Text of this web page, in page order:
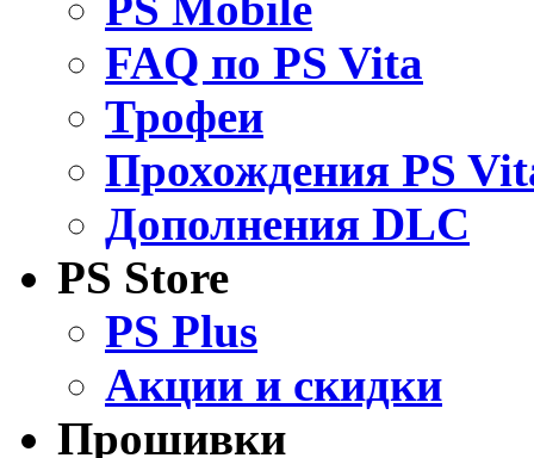
FAQ по PS Vita
Трофеи
Прохождения PS
Дополнения DLC
PS Store
PS Plus
Акции и скидки
Прошивки